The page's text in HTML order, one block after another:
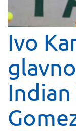
Ivo